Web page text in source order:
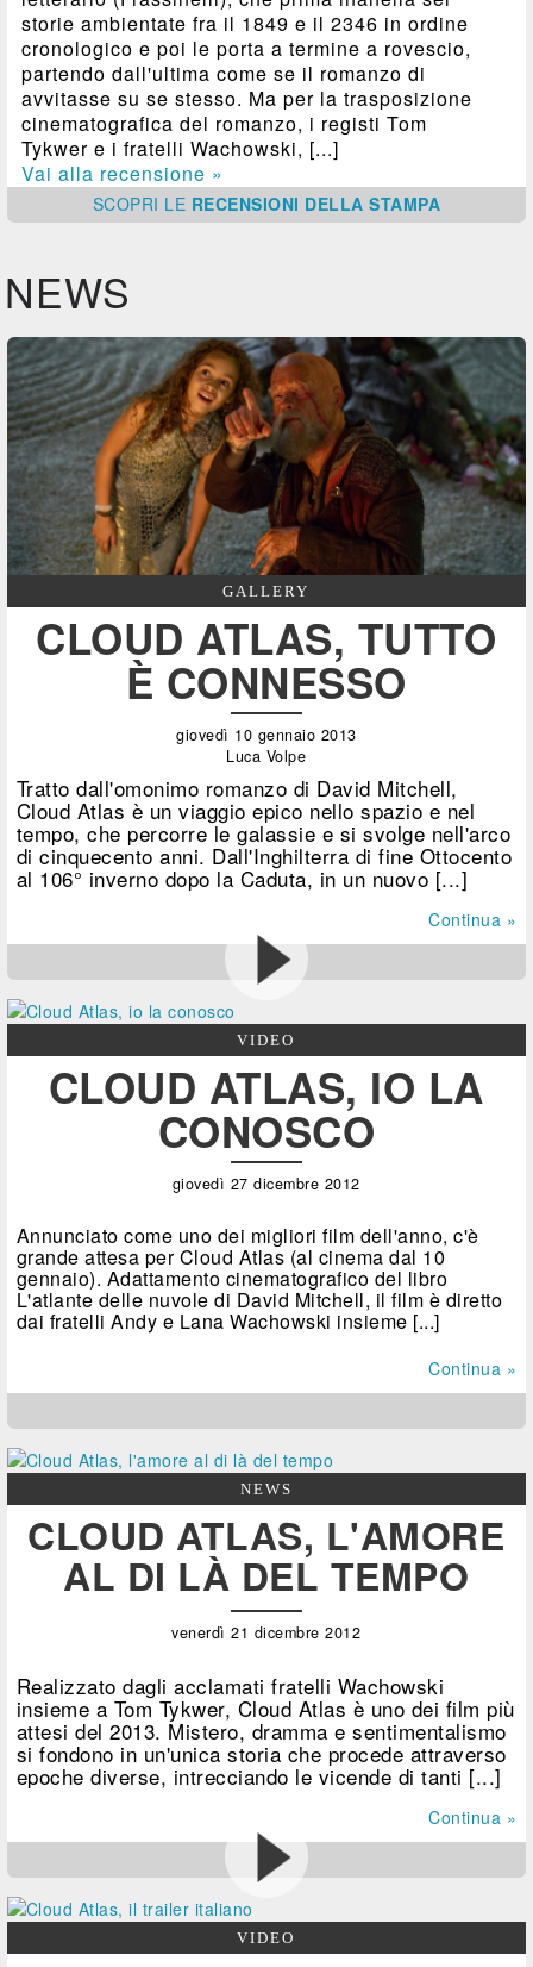
storie ambientate fra il 1849 e il 2346 in ordine
cronologico e poi le porta a termine a rovescio,
partendo dall'ultima come se il romanzo di
avvitasse su se stesso. Ma per la trasposizione
cinematografica del romanzo, i registi Tom
Tykwer e i fratelli Wachowski, [...]
Vai alla recensione »
SCOPRI LE RECENSIONI DELLA STAMPA
NEWS
GALLERY
CLOUD ATLAS, TUTTO
È CONNESSO
giovedì 10 gennaio 2013
Luca Volpe
Tratto dall'omonimo romanzo di David Mitchell,
Cloud Atlas è un viaggio epico nello spazio e nel
tempo, che percorre le galassie e si svolge nell'arco
di cinquecento anni. Dall'Inghilterra di fine Ottocento
al 106° inverno dopo la Caduta, in un nuovo [...]
Continua »
VIDEO
CLOUD ATLAS, IO LA
CONOSCO
giovedì 27 dicembre 2012
Annunciato come uno dei migliori film dell'anno, c'è
grande attesa per Cloud Atlas (al cinema dal 10
gennaio). Adattamento cinematografico del libro
L'atlante delle nuvole di David Mitchell, il film è diretto
dai fratelli Andy e Lana Wachowski insieme [...]
Continua »
NEWS
CLOUD ATLAS, L'AMORE
AL DI LÀ DEL TEMPO
venerdì 21 dicembre 2012
Realizzato dagli acclamati fratelli Wachowski
insieme a Tom Tykwer, Cloud Atlas è uno dei film più
attesi del 2013. Mistero, dramma e sentimentalismo
si fondono in un'unica storia che procede attraverso
epoche diverse, intrecciando le vicende di tanti [...]
Continua »
VIDEO